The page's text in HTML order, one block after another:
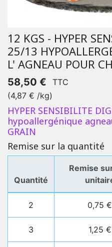
12 KGS - HYPER
25/13
L' AGNEAU POUR
58,50 €
(4,87 € /kg)
TTC
HYPER SENSIBILITE
hypoallergénique
GRAIN
Remise sur la quantité
Quantité
Remise
2 0,75 €
3 1,25 €